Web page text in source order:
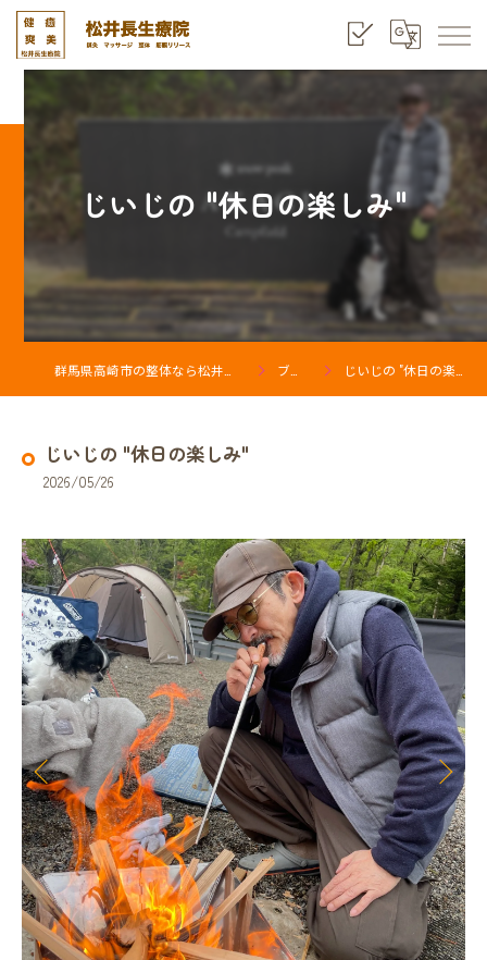
じいじの "休日の楽しみ"
ブログ じいじの "休日の楽しみ"
じいじの "休日の楽しみ"
2026/05/26